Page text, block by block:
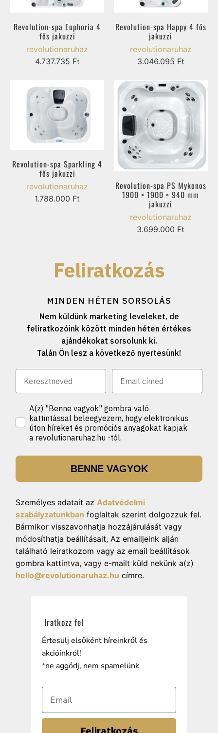
Revolution-spa Euphoria 4
fős jakuzzi
revolutionaruhaz
4.737.735 Ft
Revolution-spa Happy 4 fős
jakuzzi
revolutionaruhaz
3.046.095 Ft
Revolution-spa Sparkling 4
fős jakuzzi
revolutionaruhaz
1.788.000 Ft
Revolution-spa PS Mykonos
1900 × 1900 × 940 mm
jakuzzi
revolutionaruhaz
3.699.000 Ft
Feliratkozás
MINDEN HÉTEN SORSOLÁS
Nem küldünk marketing leveleket, de
feliratkozóink között minden héten értékes
ajándékokat sorsolunk ki.
Talán Ön lesz a következő nyertesünk!
A(z) "Benne vagyok" gombra való
kattintással beleegyezem, hogy elektronikus
úton híreket és promóciós anyagokat kapjak
a revolutionaruhaz.hu -tól.
BENNE VAGYOK
Személyes adatait azAdatvédelmi
szabályzatunkban foglaltak szerint dolgozzuk fel.
Bármikor visszavonhatja hozzájárulását vagy
módosíthatja beállításait, Az emailjeink alján
található leiratkozom vagy az email beállítások
gombra kattintva, vagy e-mailt küld nekünk a(z)
hello@revolutionaruhaz.hu címre.
Iratkozz fel
Értesülj elsőként híreinkről és
akcióinkról!
*ne aggódj, nem spamelünk